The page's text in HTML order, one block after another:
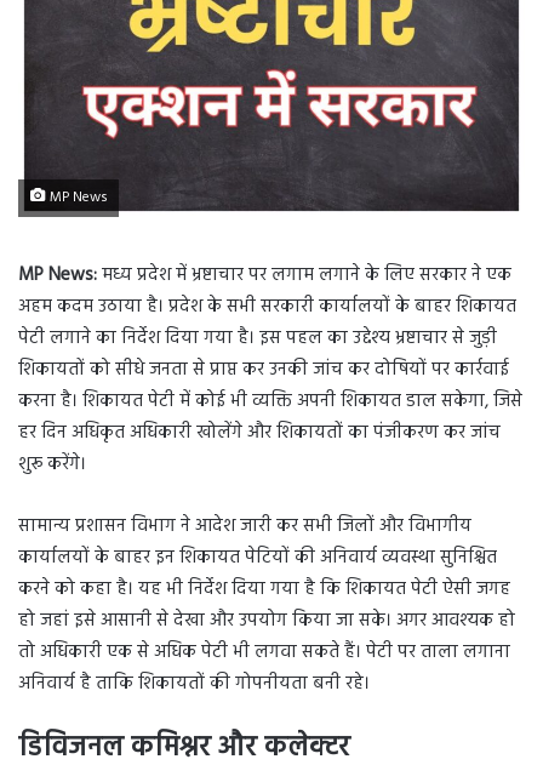
MP News
MP News:मध्य प्रदेश में भ्रष्टाचार पर लगाम लगाने के लिए सरकार ने एक
अहम कदम उठाया है। प्रदेश के सभी सरकारी कार्यालयों के बाहर शिकायत
पेटी लगाने का निर्देश दिया गया है। इस पहल का उद्देश्य भ्रष्टाचार से जुड़ी
शिकायतों को सीधे जनता से प्राप्त कर उनकी जांच कर दोषियों पर कार्रवाई
करना है। शिकायत पेटी में कोई भी व्यक्ति अपनी शिकायत डाल सकेगा, जिसे
हर दिन अधिकृत अधिकारी खोलेंगे और शिकायतों का पंजीकरण कर जांच
शुरू करेंगे।
सामान्य प्रशासन विभाग ने आदेश जारी कर सभी जिलों और विभागीय
कार्यालयों के बाहर इन शिकायत पेटियों की अनिवार्य व्यवस्था सुनिश्चित
करने को कहा है। यह भी निर्देश दिया गया है कि शिकायत पेटी ऐसी जगह
हो जहां इसे आसानी से देखा और उपयोग किया जा सके। अगर आवश्यक हो
तो अधिकारी एक से अधिक पेटी भी लगवा सकते हैं। पेटी पर ताला लगाना
अनिवार्य है ताकि शिकायतों की गोपनीयता बनी रहे।
डिविजनल कमिश्नर और कलेक्टर